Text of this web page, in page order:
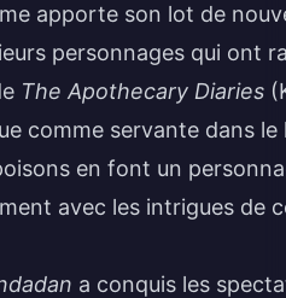
apporte son lot de
personnages qui ont
The Apothecary Diaries
comme servante dans
en font un
avec les intrigues de
a conquis les